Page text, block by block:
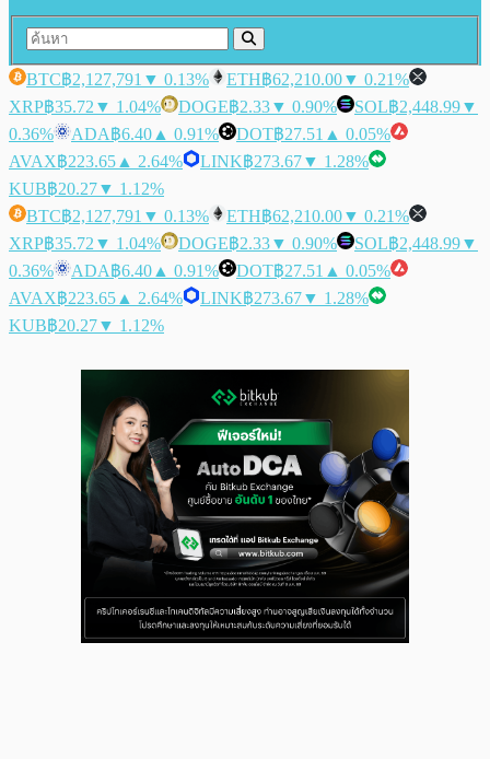
BTC฿2,127,791 ▼ 0.13% ETH฿62,210.00▼ 0.21%
XRP฿35.72 ▼ 1.04% DOGE฿2.33▼ 0.90% SOL฿2,448.99▼
0.36%
ADA฿6.40 ▲ 0.91% DOT฿27.51 ▲ 0.05%
AVAX฿223.65 ▲ 2.64% LINK฿273.67▼ 1.28%
KUB฿20.27▼ 1.12%
BTC฿2,127,791 ▼ 0.13% ETH฿62,210.00▼ 0.21%
XRP฿35.72 ▼ 1.04% DOGE฿2.33▼ 0.90% SOL฿2,448.99▼
0.36%
ADA฿6.40 ▲ 0.91% DOT฿27.51 ▲ 0.05%
AVAX฿223.65 ▲ 2.64% LINK฿273.67▼ 1.28%
KUB฿20.27▼ 1.12%